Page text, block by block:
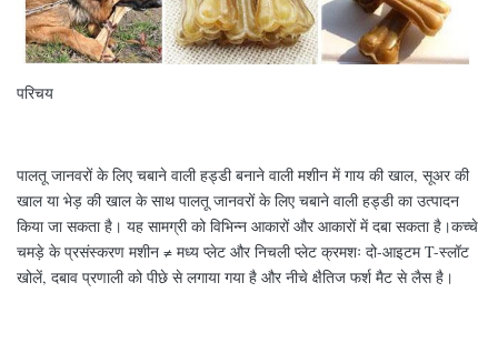
परिचय
पालतू जानवरों के लिए चबाने वाली हड्डी बनाने वाली मशीन में गाय की खाल, सूअर की
खाल या भेड़ की खाल के साथ पालतू जानवरों के लिए चबाने वाली हड्डी का उत्पादन
किया जा सकता है। यह सामग्री को विभिन्न आकारों और आकारों में दबा सकता है।कच्चे
चमड़े के प्रसंस्करण मशीन ≠ मध्य प्लेट और निचली प्लेट क्रमशः दो-आइटम T-स्लॉट
खोलें, दबाव प्रणाली को पीछे से लगाया गया है और नीचे क्षैतिज फर्श मैट से लैस है।